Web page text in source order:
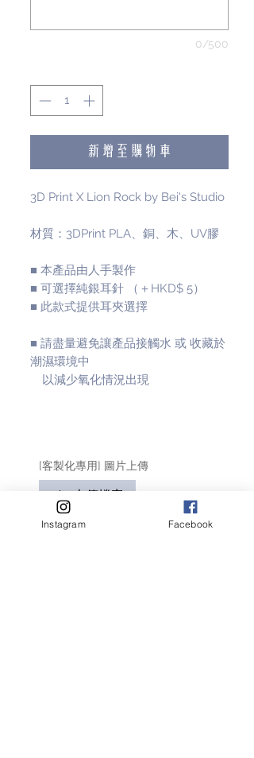
0/500
新增至購物車
3D Print X Lion Rock by Bei's Studio
材質：3DPrint PLA、銅、木、UV膠
■ 本產品由人手製作
■ 可選擇純銀耳針 （＋HKD$ 5）
■ 此款式提供耳夾選擇
■ 請盡量避免讓產品接觸水 或 收藏於
潮濕環境中
以減少氧化情況出現
[客製化專用] 圖片上傳
上傳檔案
只適用於客製化商品
Instagram Facebook